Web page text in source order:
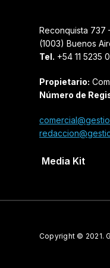
Reconquista 737
(1003) Buenos
Tel. +54 11 5235
Propietario:
Número de
Media Kit
Copyright © 2021.